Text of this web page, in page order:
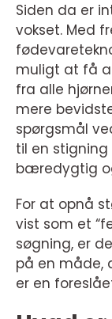
Siden da er
vokset. Med
muligt at få
fra alle
mere
spørgsmål
til en
bæredygtig
For at opnå
vist som et
søgning, er
på en måde,
er en